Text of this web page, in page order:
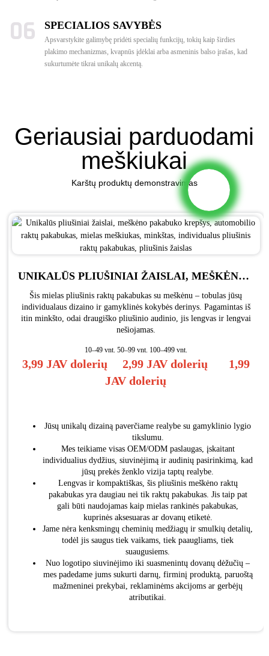
06 SPECIALIOS SAVYBĖS
Apsvarstykite galimybę pridėti specialių funkcijų, tokių kaip širdies
plakimo mechanizmas, kvapnūs įdėklai arba asmeninis balso įrašas, kad
sukurtumėte tikrai unikalų akcentą.
Geriausiai parduodami
meškiukai
Karštų produktų demonstravimas
UNIKALŪS PLIUŠINIAI ŽAISLAI, MEŠKĖNO PAKABUKO KREPŠYS, AUTOMOBILIO RAKTŲ PAKABUKAS, MIELAS MEŠKIUKAS, MINKŠTAS, INDIVIDUALUS PLIUŠINIS RAKTŲ PAKABUKAS, PLIUŠINIS ŽAISLAS
Šis mielas pliušinis raktų pakabukas su meškėnu – tobulas jūsų
individualaus dizaino ir gamyklinės kokybės derinys. Pagamintas iš
itin minkšto, odai draugiško pliušinio audinio, jis lengvas ir lengvai
nešiojamas.
10–49 vnt. 50–99 vnt. 100–499 vnt.
3,99 JAV dolerių 2,99 JAV dolerių
1,99
JAV dolerių
Jūsų unikalų dizainą paverčiame realybe su gamyklinio lygio
tikslumu.
Mes teikiame visas OEM/ODM paslaugas, įskaitant
individualius dydžius, siuvinėjimą ir audinių pasirinkimą, kad
jūsų prekės ženklo vizija taptų realybe.
Lengvas ir kompaktiškas, šis pliušinis meškėno raktų
pakabukas yra daugiau nei tik raktų pakabukas. Jis taip pat
gali būti naudojamas kaip mielas rankinės pakabukas,
kuprinės aksesuaras ar dovanų etiketė.
Jame nėra kenksmingų cheminių medžiagų ir smulkių detalių,
todėl jis saugus tiek vaikams, tiek paaugliams, tiek
suaugusiems.
Nuo logotipo siuvinėjimo iki suasmenintų dovanų dėžučių –
mes padedame jums sukurti darnų, firminį produktą, paruoštą
mažmeninei prekybai, reklaminėms akcijoms ar gerbėjų
atributikai.